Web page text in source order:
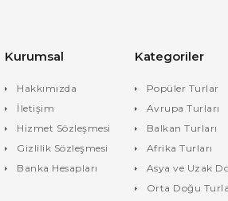
Kurumsal
Hakkımızda
İletişim
Hizmet Sözleşmesi
Gizlilik Sözleşmesi
Banka Hesapları
Kategoriler
Popüler Turlar
Avrupa Turları
Balkan Turları
Afrika Turları
Asya ve Uzak
Orta Doğu